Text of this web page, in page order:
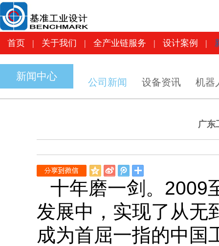
首页 关于我们
首页 | 关于我们 | 全产业链服务 | 设计案例 |
新闻中心
公司新闻 设备资讯 机器
广东
QQ
空
间
新
浪
腾
讯
微
博
十年磨一剑。2009
发展中，实现了从无
成为首屈一指的中国